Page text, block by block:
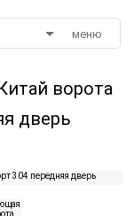
меню
ворота
дверь